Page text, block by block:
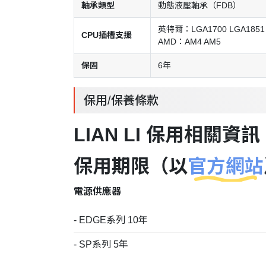
軸承類型 動態液壓軸承（FDB）
CPU插槽支援
英特爾：LGA1700 LGA1851
AMD：AM4 AM5
保固 6年
保用/保養條款
LIAN LI 保用相關資訊
保用期限（以官方網站
電源供應器
- EDGE系列 10年
- SP系列 5年